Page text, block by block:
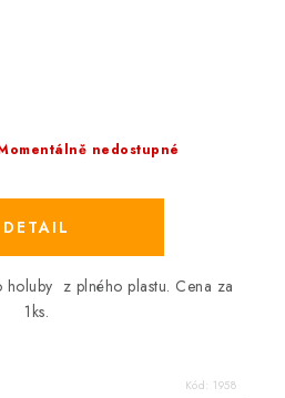
nedostupné
z plného plastu. Cena za
1ks.
Kód: 1958